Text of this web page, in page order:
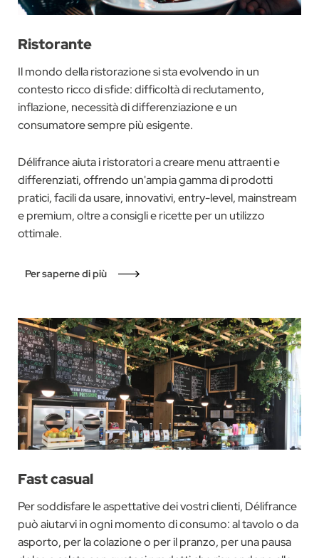
Ristorante
Il mondo della ristorazione si sta evolvendo in un
contesto ricco di sfide: difficoltà di reclutamento,
inflazione, necessità di differenziazione e un
consumatore sempre più esigente.
Délifrance aiuta i ristoratori a creare menu attraenti e
differenziati, offrendo un'ampia gamma di prodotti
pratici, facili da usare, innovativi, entry-level, mainstream
e premium, oltre a consigli e ricette per un utilizzo
ottimale.
Per saperne di più
Fast casual
Per soddisfare le aspettative dei vostri clienti, Délifrance
può aiutarvi in ogni momento di consumo: al tavolo o da
asporto, per la colazione o per il pranzo, per una pausa